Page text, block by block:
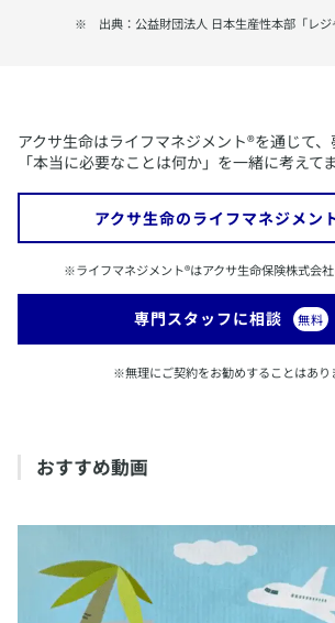
​※ 出典：公益財団法人 日本生産性本部「レジ
アクサ生命はライフマネジメント®を通じて
「本当に必要なことは何か」を一緒に考えて
アクサ生命のライフマネジメン
​※ライフマネジメント®はアクサ生命保険株式会社
​専門スタッフに相談 無料
​​※無理にご契約をお勧めすることはあり
​おすすめ動画